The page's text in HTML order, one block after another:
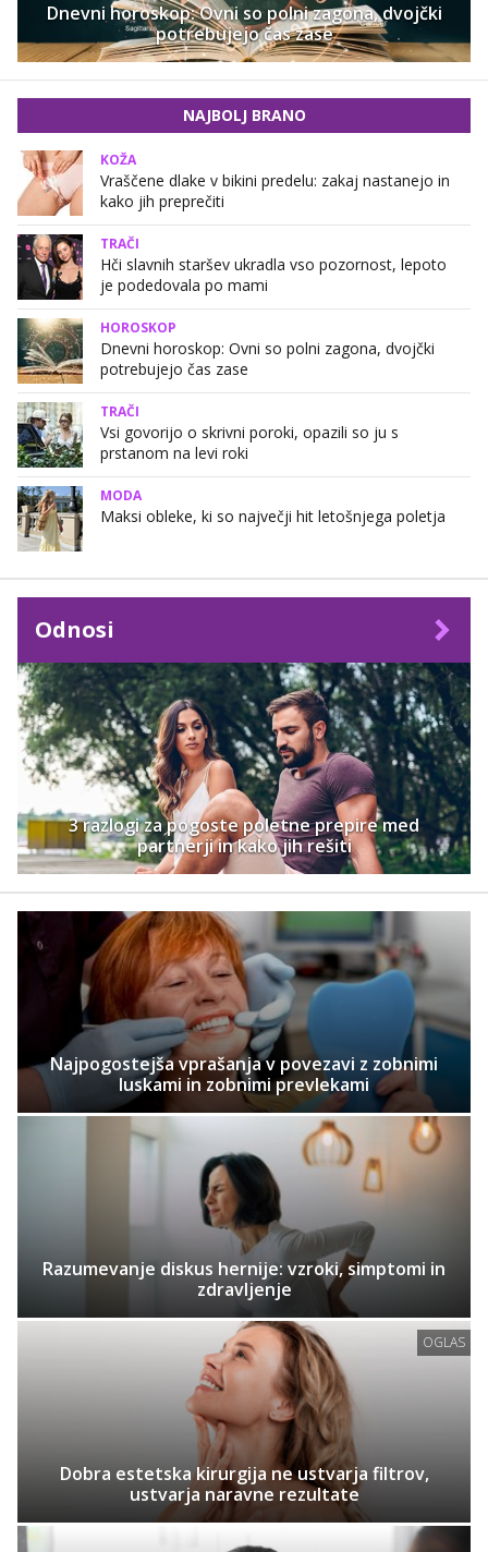
Dnevni horoskop: Ovni so polni zagona, dvojčki
potrebujejo čas zase
NAJBOLJ BRANO
KOŽA
Vraščene dlake v bikini predelu: zakaj nastanejo in
kako jih preprečiti
TRAČI
Hči slavnih staršev ukradla vso pozornost, lepoto
je podedovala po mami
HOROSKOP
Dnevni horoskop: Ovni so polni zagona, dvojčki
potrebujejo čas zase
TRAČI
Vsi govorijo o skrivni poroki, opazili so ju s
prstanom na levi roki
MODA
Maksi obleke, ki so največji hit letošnjega poletja
Odnosi
3 razlogi za pogoste poletne prepire med
partnerji in kako jih rešiti
Najpogostejša vprašanja v povezavi z zobnimi
luskami in zobnimi prevlekami
Razumevanje diskus hernije: vzroki, simptomi in
zdravljenje
OGLAS
Dobra estetska kirurgija ne ustvarja filtrov,
ustvarja naravne rezultate